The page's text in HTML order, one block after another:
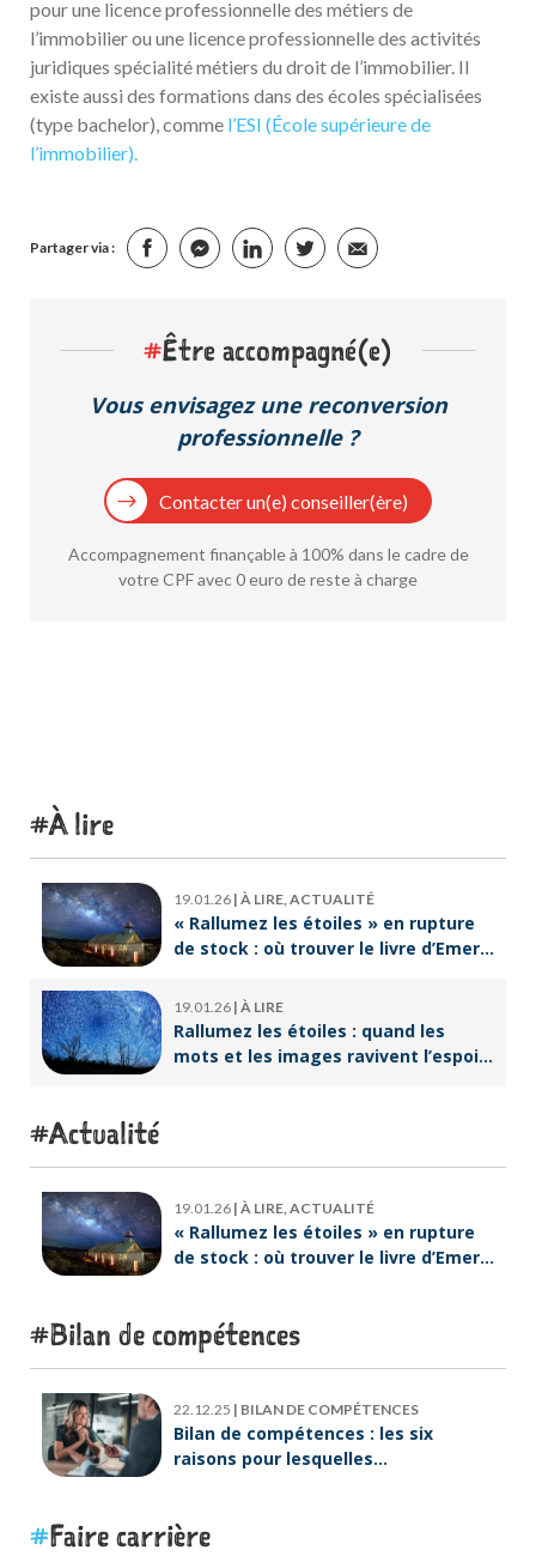
pour une licence professionnelle des métiers de
l’immobilier ou une licence professionnelle des activités
juridiques spécialité métiers du droit de l’immobilier. Il
existe aussi des formations dans des écoles spécialisées
(type bachelor), comme l’ESI (École supérieure de
l’immobilier).
Partager via :
#Être accompagné(e)
Vous envisagez une reconversion
professionnelle ?
Contacter un(e) conseiller(ère)
Accompagnement finançable à 100% dans le cadre de
votre CPF avec 0 euro de reste à charge
À lire
19.01.26 | À LIRE, ACTUALITÉ
« Rallumez les étoiles » en rupture
de stock : où trouver le livre d’Emeric
19.01.26 | À LIRE
Rallumez les étoiles : quand les
mots et les images ravivent l’espoir
Actualité
19.01.26 | À LIRE, ACTUALITÉ
« Rallumez les étoiles » en rupture
de stock : où trouver le livre d’Emeric
Bilan de compétences
22.12.25 | BILAN DE COMPÉTENCES
Bilan de compétences : les six
raisons pour lesquelles
Faire carrière